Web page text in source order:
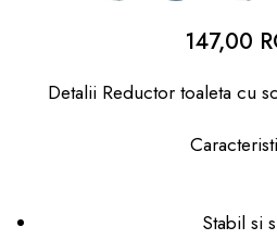
Produse îngrijire copii
Igiena copii
147,00
Detalii Reductor toaleta cu
Stabil si